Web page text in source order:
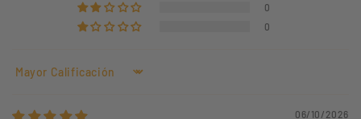
0
0
Sort by
06/10/2026